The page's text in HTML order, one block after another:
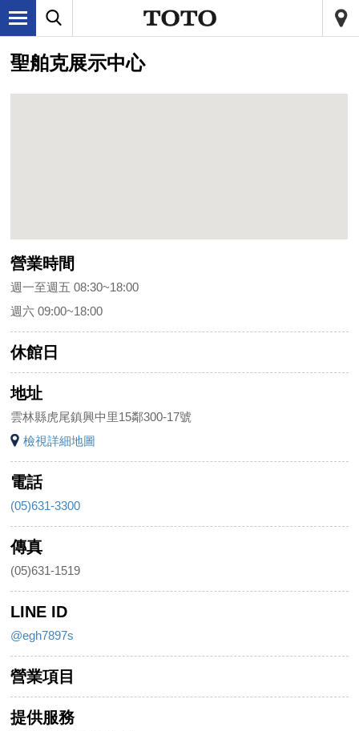
聖舶克展示中心
營業時間
週一至週五 08:30~18:00
週六 09:00~18:00
休館日
地址
雲林縣虎尾鎮興中里15鄰300-17號
檢視詳細地圖
電話
(05)631-3300
傳真
(05)631-1519
LINE ID
@egh7897s
營業項目
提供服務